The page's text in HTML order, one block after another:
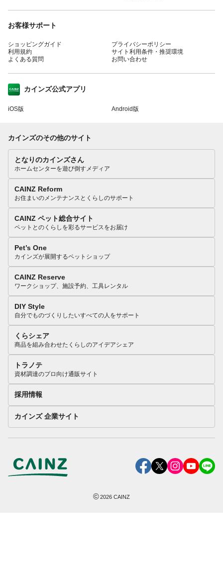
お客様サポート
ショッピングガイド
利用規約
よくある質問
プライバシーポリシー
サイト利用条件・推奨環境
お問い合わせ
カインズ公式アプリ
iOS版 Android版
カインズのその他のサイト
となりのカインズさん
ホームセンターを遊び倒すメディア
CAINZ Reform
お住まいのメンテナンスとくらしのサポート
CAINZ ペット総合サイト
ペットとのくらしを彩るサービスをお届け
Pet’s One
カインズが展開するペットショップ
CAINZ Reserve
ワークショップ、施設予約、工具レンタル
DIY Style
自分でものづくりしたいすべての人をサポート
くらシェア
商品を組み合わせたくらしのアイデアシェア
トラノテ
資材調達のプロ向け通販サイト
採用情報
カインズ 企業サイト
©2026 CAINZ